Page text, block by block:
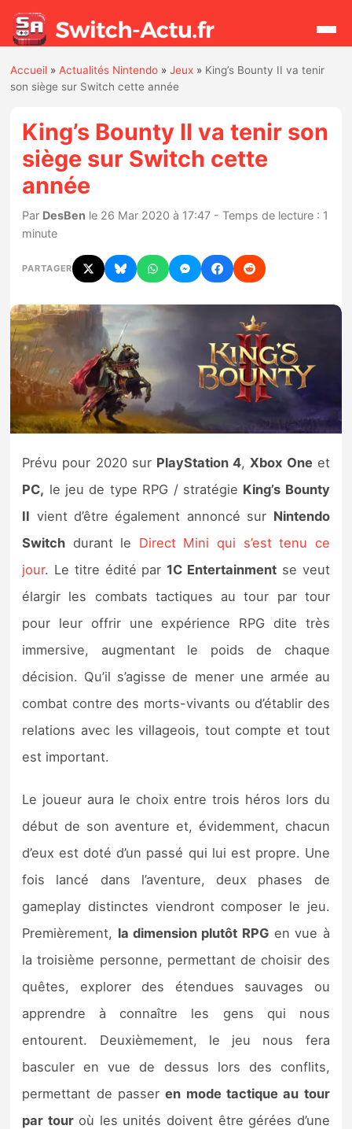
Actualités
Jeux
Hardware
Mises à jour
Chiffres de ventes
Rumeurs
Nintendo Direct
Tests et previews
Tests de jeux
Tests d’accessoires
Autres tests
Previews
Précommandes
Précommandes jeux Switch 2
Sorties de jeux
Bons plans
Guides
Accueil »Actualités Nintendo »Jeux » King’s Bounty II va tenir
son siège sur Switch cette année
King’s Bounty II va tenir son
siège sur Switch cette
année
Par DesBen le 26 Mar 2020 à 17:47 - Temps de lecture : 1
minute
PARTAGER
Prévu pour 2020 sur PlayStation 4,Xbox Oneet
PC, le jeu de type RPG / stratégie King’s Bounty
II vient d’être également annoncé sur Nintendo
Switch durant le Direct Mini qui s’est tenu ce
jour. Le titre édité par1C Entertainment se veut
élargir les combats tactiques au tour par tour
pour leur offrir une expérience RPG dite très
immersive, augmentant le poids de chaque
décision. Qu’il s’agisse de mener une armée au
combat contre des morts-vivants ou d’établir des
relations avec les villageois, tout compte et tout
est important.
Le joueur aura le choix entre trois héros lors du
début de son aventure et, évidemment, chacun
d’eux est doté d’un passé qui lui est propre. Une
fois lancé dans l’aventure, deux phases de
gameplay distinctes viendront composer le jeu.
Premièrement, la dimension plutôt RPG en vue à
la troisième personne, permettant de choisir des
quêtes, explorer des étendues sauvages ou
apprendre à connaître les gens qui nous
entourent. Deuxièmement, le jeu nous fera
basculer en vue de dessus lors des conflits,
permettant de passeren mode tactique au tour
par touroù les unités doivent être gérées d’une